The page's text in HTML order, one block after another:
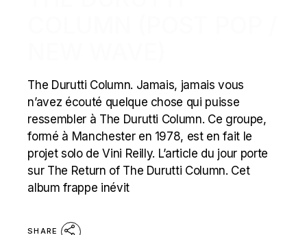
The Durutti Column. Jamais, jamais vous
n’avez écouté quelque chose qui puisse
ressembler à The Durutti Column. Ce groupe,
formé à Manchester en 1978, est en fait le
projet solo de Vini Reilly. L’article du jour porte
sur The Return of The Durutti Column. Cet
album frappe inévit
SHARE